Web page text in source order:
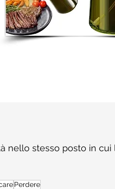
nello stesso posto in cui
Perdere